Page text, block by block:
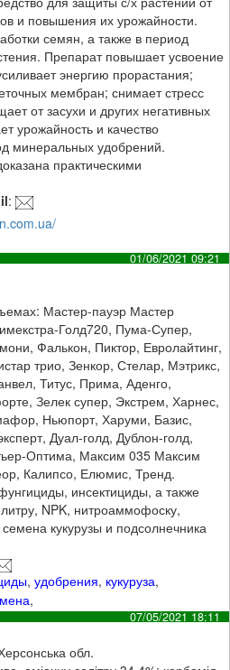
и повышения их урожайности.
семян, а также в период
Препарат повышает усвоение
энергию прорастания;
мембран; снимает стресс
от засухи и других негативных
урожайность и качество
минеральных удобрений.
практическими
:
01/06/2021 09:21
Мастер-пауэр Мастер
Голд720, Пума-Супер,
Фалькон, Пиктор, Евролайтинг,
трио, Зенкор, Стелар, Мэтрикс,
Титус, Прима, Аденго,
Зелек супер, Экстрем, Харнес,
Ньюпорт, Харуми, Базис,
Дуал-голд, Дублон-голд,
Оптима, Максим 035 Максим
Калипсо, Елюмис, Тренд.
инсектициды, а также
NPK, нитроаммофоску,
кукурузы и подсолнечника
,удобрения, кукуруза,
,
07/05/2021 18:11
обл.